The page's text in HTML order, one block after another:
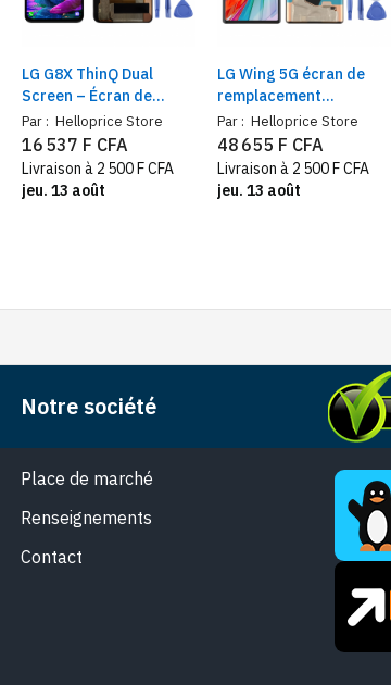
LG G8X ThinQ Dual
Screen – Écran de
Rechange + Kit d’Outils
pour Installation
Par : Helloprice Store
16 537 F CFA
Livraison à 2 500 F CFA
jeu. 13 août
LG Wing 5G écran de
remplacement
accompagné des outils
nécessaires
Par : Helloprice Store
48 655 F CFA
Livraison à 2 500 F CFA
jeu. 13 août
Notre société
Place de marché
Renseignements
Contact